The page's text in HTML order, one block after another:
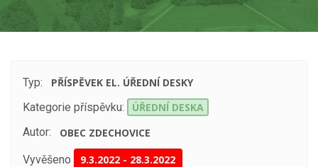
Typ:
PŘÍSPĚVEK EL. ÚŘEDNÍ DESKY
Kategorie příspěvku:
ÚŘEDNÍ DESKA
Autor:
OBEC ZDECHOVICE
Vyvěšeno 9.3.2022 - 28.3.2022